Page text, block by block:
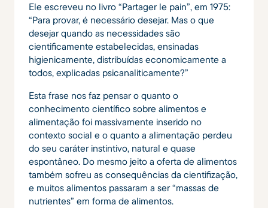
Ele escreveu no livro “Partager le pain”, em 1975:
“Para provar, é necessário desejar. Mas o que
desejar quando as necessidades são
cientificamente estabelecidas, ensinadas
higienicamente, distribuídas economicamente a
todos, explicadas psicanaliticamente?”
Esta frase nos faz pensar o quanto o
conhecimento científico sobre alimentos e
alimentação foi massivamente inserido no
contexto social e o quanto a alimentação perdeu
do seu caráter instintivo, natural e quase
espontâneo. Do mesmo jeito a oferta de alimentos
também sofreu as consequências da cientifização,
e muitos alimentos passaram a ser “massas de
nutrientes” em forma de alimentos.